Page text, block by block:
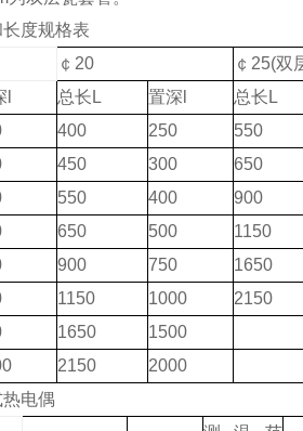
度规格表
￠20
￠25(双
l 总长L 置深l 总长L
400 250 550
450 300 650
550 400 900
650 500 1150
900 750 1650
1150 1000 2150
1650
1500
2150
2000
电偶